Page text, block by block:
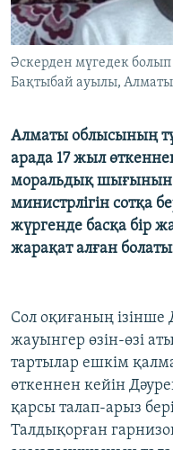
Басқа тілдерде
Әскерден мүгедек
Бақтыбай ауылы,
Алматы облысының
арада 17 жыл
моральдық шығынын
министрлігін сотқа
жүргенде басқа бір
жарақат алған
Сол оқиғаның ізінше
жауынгер өзін-өзі
тартылар ешкім
өткеннен кейін
қарсы талап-арыз
Талдықорған